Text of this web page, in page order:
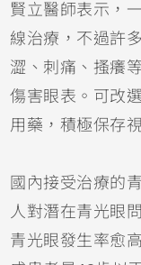
賢立醫師表示，
線治療，不過許
澀、刺痛、搔癢
傷害眼表。可改
用藥，積極保存
國內接受治療的
人對潛在青光眼
青光眼發生率愈